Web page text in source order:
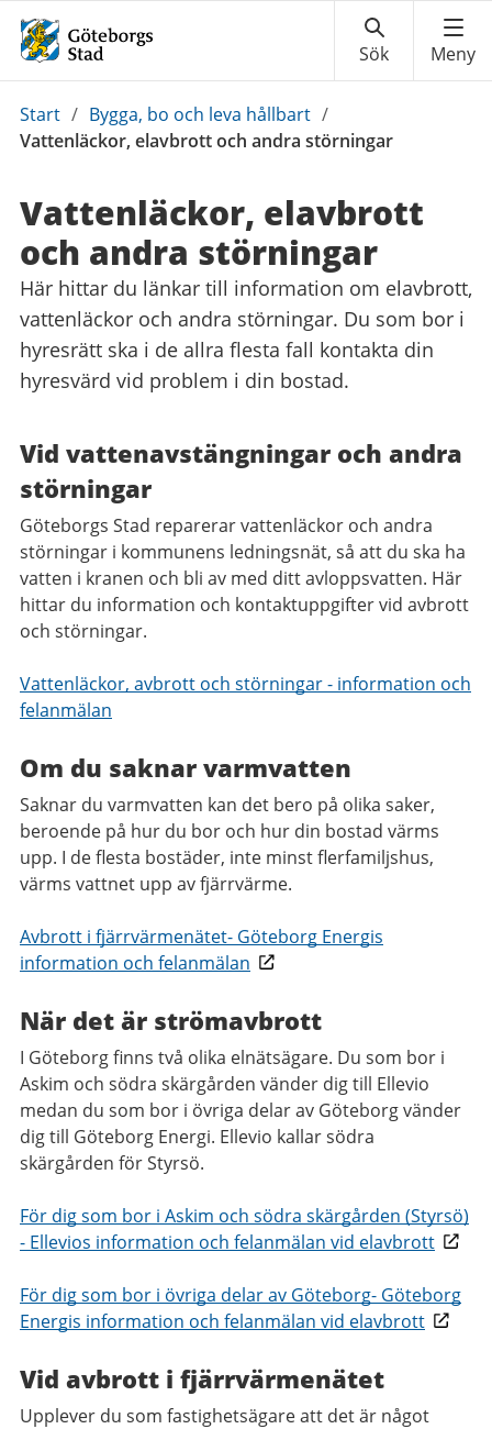
Du
är
Start / Bygga, bo och leva hållbart /
Vattenläckor, elavbrott och andra störningar
Vattenläckor, elavbrott
och andra störningar
Här hittar du länkar till information om elavbrott,
vattenläckor och andra störningar. Du som bor i
hyresrätt ska i de allra flesta fall kontakta din
hyresvärd vid problem i din bostad.
Vid vattenavstängningar och andra
störningar
Göteborgs Stad reparerar vattenläckor och andra
störningar i kommunens ledningsnät, så att du ska ha
vatten i kranen och bli av med ditt avloppsvatten. Här
hittar du information och kontaktuppgifter vid avbrott
och störningar.
Vattenläckor, avbrott och störningar - information och
felanmälan
Om du saknar varmvatten
Saknar du varmvatten kan det bero på olika saker,
beroende på hur du bor och hur din bostad värms
upp. I de flesta bostäder, inte minst flerfamiljshus,
värms vattnet upp av fjärrvärme.
Avbrott i fjärrvärmenätet- Göteborg Energis
information och felanmälan
När det är strömavbrott
I Göteborg finns två olika elnätsägare. Du som bor i
Askim och södra skärgården vänder dig till Ellevio
medan du som bor i övriga delar av Göteborg vänder
dig till Göteborg Energi. Ellevio kallar södra
skärgården för Styrsö.
För dig som bor i Askim och södra skärgården (Styrsö)
- Ellevios information och felanmälan vid elavbrott
För dig som bor i övriga delar av Göteborg- Göteborg
Energis information och felanmälan vid elavbrott
Vid avbrott i fjärrvärmenätet
Upplever du som fastighetsägare att det är något